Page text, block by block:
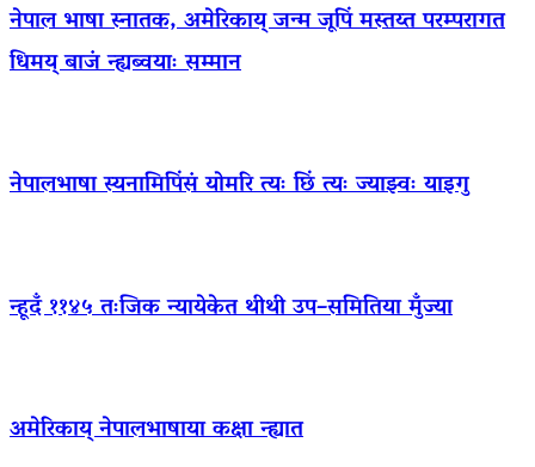
नेपाल भाषा स्नातक, अमेरिकाय् जन्म जूपिं मस्तय्त परम्परागत
धिमय् बाजं न्ह्यब्वयाः सम्मान
नेपालभाषा स्यनामिपिंसं योमरि त्यः छिं त्यः ज्याझ्वः याइगु
न्हूदँ ११४५ तःजिक न्यायेकेत थीथी उप–समितिया मुँज्या
अमेरिकाय् नेपालभाषाया कक्षा न्ह्यात